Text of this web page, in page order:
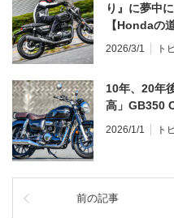
り』に夢中
【Hondaの
ンプレ・レ
2026/3/1 ト
10年、20年
高」GB350
2026/1/1 ト
前の記事